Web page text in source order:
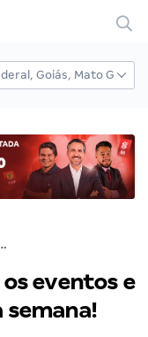
e aulões gratuitos desta semana!
eventos e